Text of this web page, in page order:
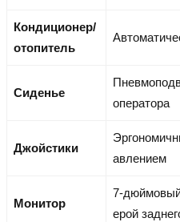
Кондиционер/
отопитель
Сиденье
оператора
Джойстики
авлением
Монитор
7-
ерой